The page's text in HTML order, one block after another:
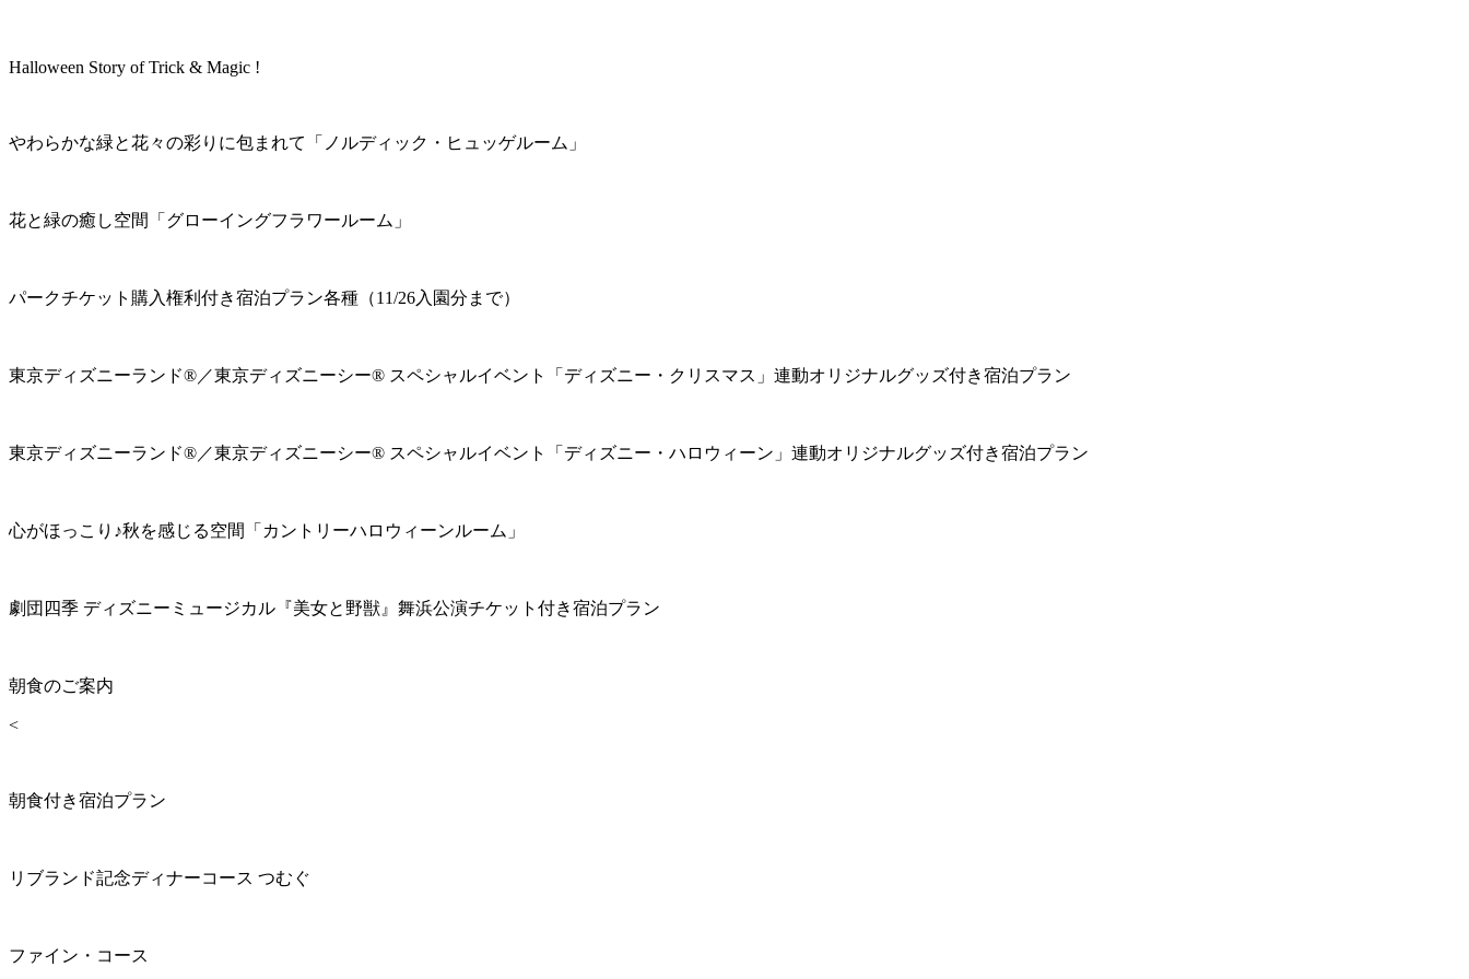
Halloween Story of Trick & Magic !
やわらかな緑と花々の彩りに包まれて「ノルディック・ヒュッゲルーム」
花と緑の癒し空間「グローイングフラワールーム」
パークチケット購入権利付き宿泊プラン各種（11/26入園分まで）
東京ディズニーランド®／東京ディズニーシー® スペシャルイベント「ディズニー・クリスマス」連動オリジナルグッズ付き宿泊プラン
東京ディズニーランド®／東京ディズニーシー® スペシャルイベント「ディズニー・ハロウィーン」連動オリジナルグッズ付き宿泊プラン
心がほっこり♪秋を感じる空間「カントリーハロウィーンルーム」
劇団四季 ディズニーミュージカル『美女と野獣』舞浜公演チケット付き宿泊プラン
朝食のご案内
<
朝食付き宿泊プラン
リブランド記念ディナーコース つむぐ
ファイン・コース